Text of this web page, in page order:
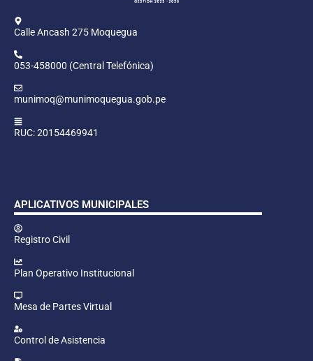
Calle Ancash 275 Moquegua
053-458000 (Central Telefónica)
munimoq@munimoquegua.gob.pe
RUC: 20154469941
APLICATIVOS MUNICIPALES
Registro Civil
Plan Operativo Institucional
Mesa de Partes Virtual
Control de Asistencia